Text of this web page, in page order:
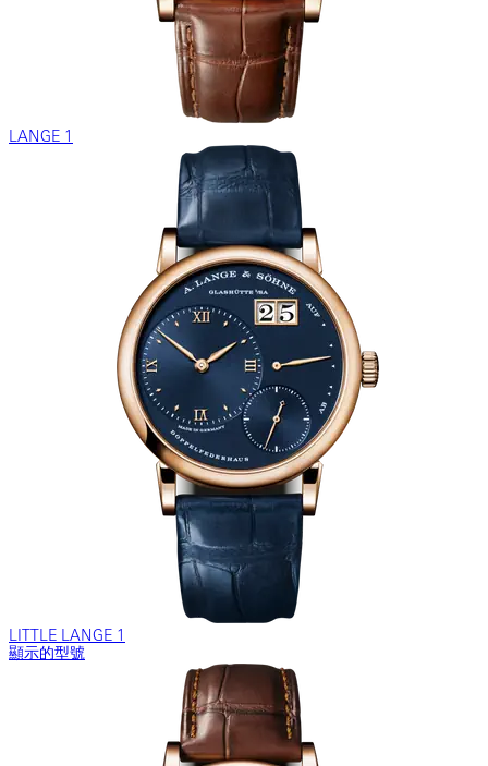
LANGE 1
LITTLE LANGE 1
顯示的型號